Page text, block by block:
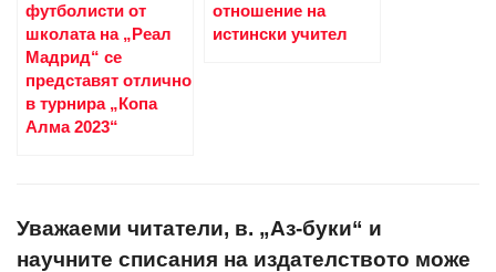
футболисти от
школата на „Реал
Мадрид“ се
представят отлично
в турнира „Копа
Алма 2023“
отношение на
истински учител
Уважаеми читатели, в. „Аз-буки“ и
научните списания на издателството може